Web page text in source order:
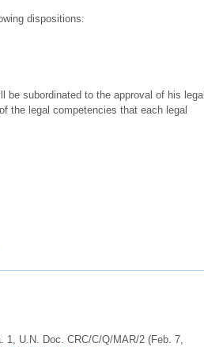
dispositions:
subordinated to the approval of his legal
the legal competencies that each legal
1, U.N. Doc. CRC/C/Q/MAR/2 (Feb. 7,